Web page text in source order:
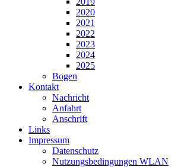
2020
2021
2022
2023
2024
2025
Bogen
Kontakt
Nachricht
Anfahrt
Anschrift
Links
Impressum
Datenschutz
Nutzungsbedingungen WLAN